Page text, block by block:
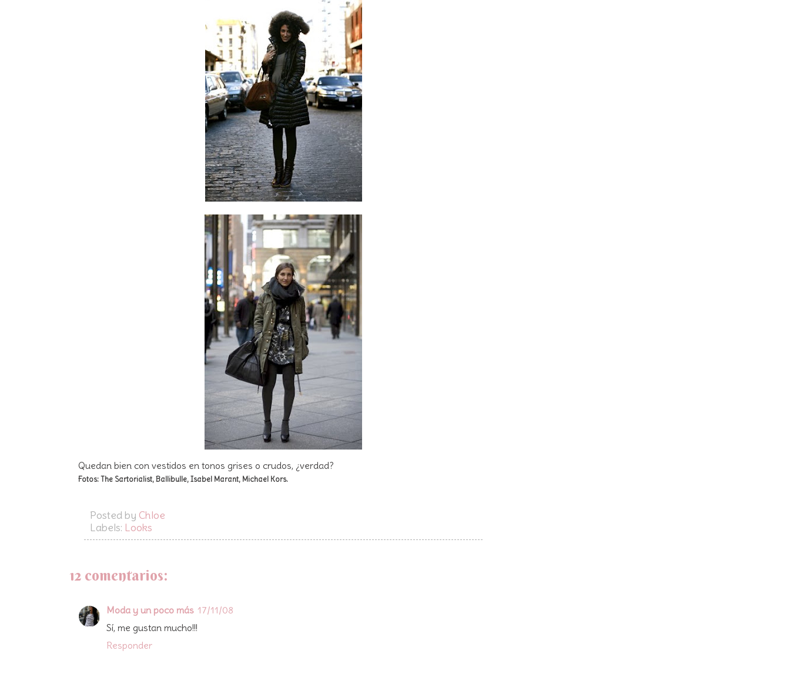
Quedan bien con vestidos en tonos grises o crudos, ¿verdad?
Fotos: The Sartorialist, Ballibulle, Isabel Marant, Michael Kors.
Posted by Chloe
Labels: Looks
12 comentarios:
Moda y un poco más 17/11/08
Sí, me gustan mucho!!!
Responder